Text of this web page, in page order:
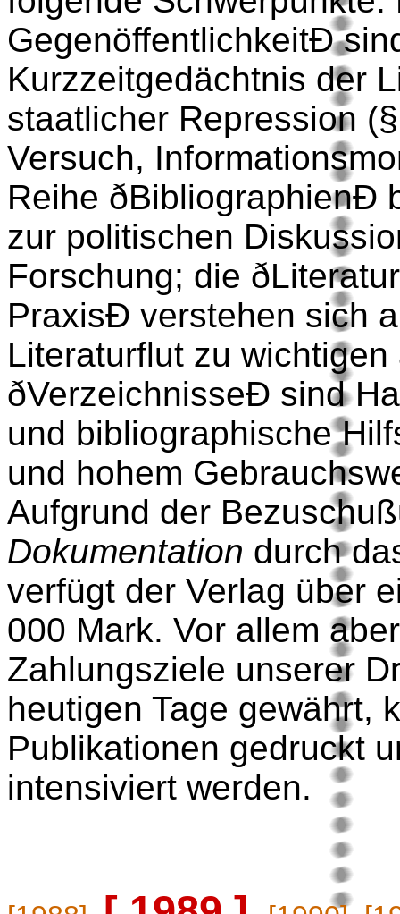
GegenöffentlichkeitÐ
Kurzzeitgedächtnis der
staatlicher Repression
Versuch,
Reihe ðBibliographienÐ
zur politischen
Forschung; die
PraxisÐ verstehen sich
Literaturflut zu
ðVerzeichnisseÐ sind
und bibliographische
und hohem
Aufgrund der
Dokumentation durch
verfügt der Verlag über
000 Mark. Vor allem
Zahlungsziele unserer
heutigen Tage gewährt,
Publikationen gedruckt
intensiviert werden.